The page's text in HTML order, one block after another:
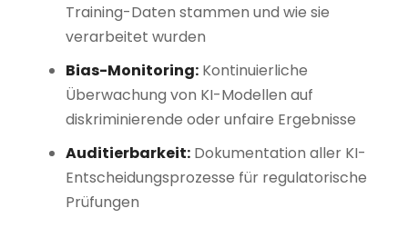
Training-Daten stammen und wie sie
verarbeitet wurden
Bias-Monitoring: Kontinuierliche
Überwachung von KI-Modellen auf
diskriminierende oder unfaire Ergebnisse
Auditierbarkeit: Dokumentation aller KI-
Entscheidungsprozesse für regulatorische
Prüfungen